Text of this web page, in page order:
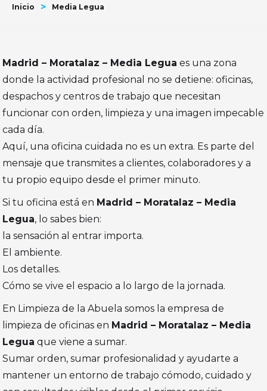
Inicio >
Media Legua
Madrid – Moratalaz – Media Legua es una zona
donde la actividad profesional no se detiene: oficinas,
despachos y centros de trabajo que necesitan
funcionar con orden, limpieza y una imagen impecable
cada día.
Aquí, una oficina cuidada no es un extra. Es parte del
mensaje que transmites a clientes, colaboradores y a
tu propio equipo desde el primer minuto.
Si tu oficina está en Madrid – Moratalaz – Media
Legua, lo sabes bien:
la sensación al entrar importa.
El ambiente.
Los detalles.
Cómo se vive el espacio a lo largo de la jornada.
En Limpieza de la Abuela somos la empresa de
limpieza de oficinas en Madrid – Moratalaz – Media
Legua que viene a sumar.
Sumar orden, sumar profesionalidad y ayudarte a
mantener un entorno de trabajo cómodo, cuidado y